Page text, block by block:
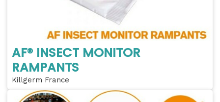
AF® INSECT MONITOR
RAMPANTS
Killgerm France